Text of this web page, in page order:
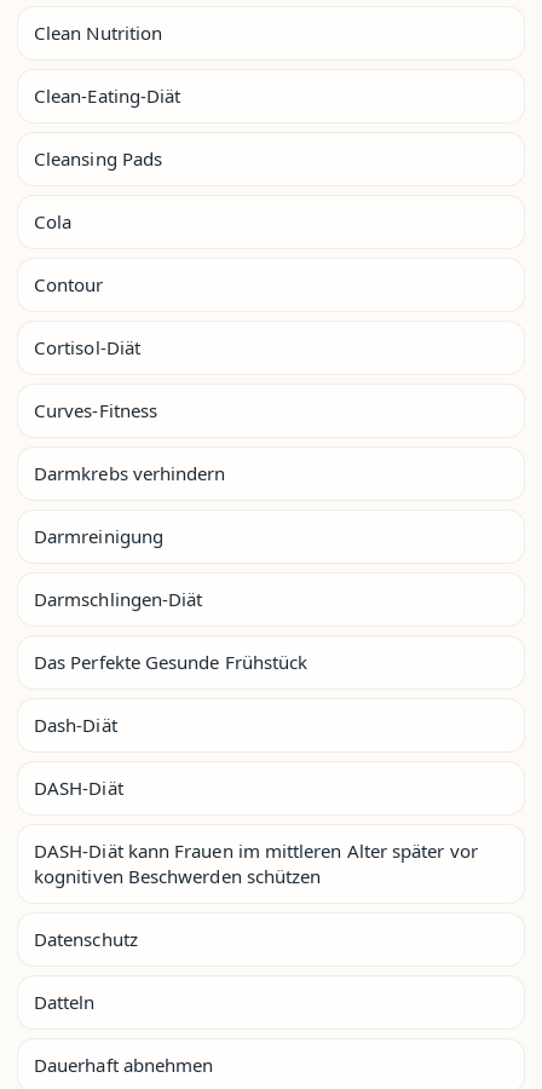
Clean Nutrition
Clean-Eating-Diät
Cleansing Pads
Cola
Contour
Cortisol-Diät
Curves-Fitness
Darmkrebs verhindern
Darmreinigung
Darmschlingen-Diät
Das Perfekte Gesunde Frühstück
Dash-Diät
DASH-Diät
DASH-Diät kann Frauen im mittleren Alter später vor
kognitiven Beschwerden schützen
Datenschutz
Datteln
Dauerhaft abnehmen